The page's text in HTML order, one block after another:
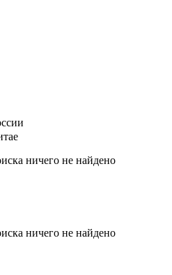
ничего не найдено
ничего не найдено